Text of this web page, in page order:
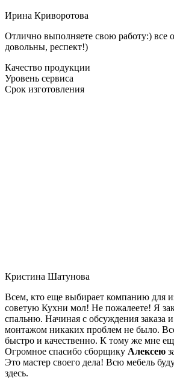
Ирина Криворотова
Отлично выполняете свою работу:) все
довольны, респект!)
Качество продукции
Уровень сервиса
Срок изготовления
Кристина Шатунова
Всем, кто еще выбирает компанию для
советую Кухни мол! Не пожалеете! Я
спальню. Начиная с обсуждения заказа
монтажом никаких проблем не было.
быстро и качественно. К тому же мне
Огромное спасибо сборщику Алексею
Это мастер своего дела! Всю мебель
здесь.